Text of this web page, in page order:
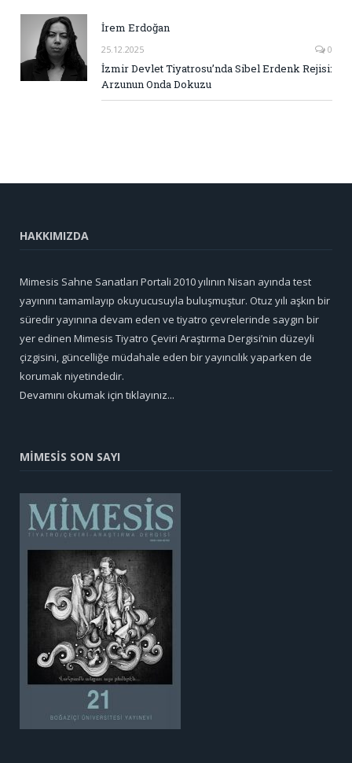
İrem Erdoğan
25.12.2025 0
İzmir Devlet Tiyatrosu’nda Sibel Erdenk Rejisi:
Arzunun Onda Dokuzu
HAKKIMIZDA
Mimesis Sahne Sanatları Portali 2010 yılının Nisan ayında test
yayınını tamamlayıp okuyucusuyla buluşmuştur. Otuz yılı aşkın bir
süredir yayınına devam eden ve tiyatro çevrelerinde saygın bir
yer edinen Mimesis Tiyatro Çeviri Araştırma Dergisi’nin düzeyli
çizgisini, güncelliğe müdahale eden bir yayıncılık yaparken de
korumak niyetindedir.
Devamını okumak için tıklayınız...
MİMESİS SON SAYI